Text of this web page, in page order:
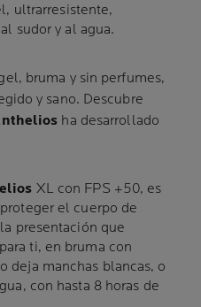
ultrarresistente,
sudor y al agua.
bruma y sin perfumes,
y sano. Descubre
ha desarrollado
XL con FPS +50, es
el cuerpo de
presentación que
ti, en bruma con
deja manchas blancas, o
con hasta 8 horas de